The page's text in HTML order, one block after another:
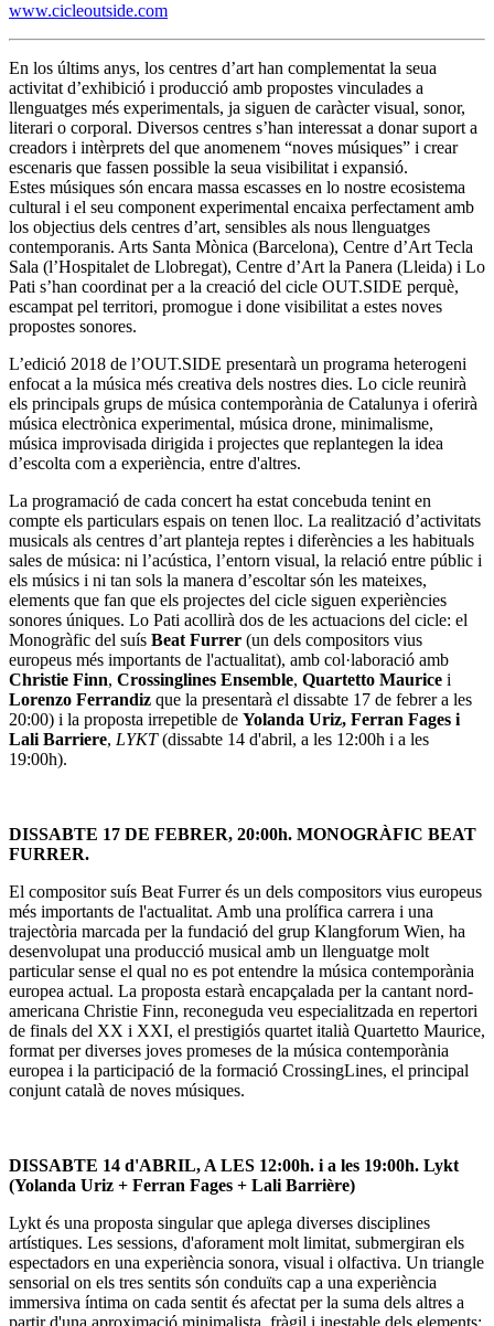
www.cicleoutside.com
En los últims anys, los centres d’art han complementat la seua
activitat d’exhibició i producció amb propostes vinculades a
llenguatges més experimentals, ja siguen de caràcter visual, sonor,
literari o corporal. Diversos centres s’han interessat a donar suport a
creadors i intèrprets del que anomenem “noves músiques” i crear
escenaris que fassen possible la seua visibilitat i expansió.
Estes músiques són encara massa escasses en lo nostre ecosistema
cultural i el seu component experimental encaixa perfectament amb
los objectius dels centres d’art, sensibles als nous llenguatges
contemporanis. Arts Santa Mònica (Barcelona), Centre d’Art Tecla
Sala (l’Hospitalet de Llobregat), Centre d’Art la Panera (Lleida) i Lo
Pati s’han coordinat per a la creació del cicle OUT.SIDE perquè,
escampat pel territori, promogue i done visibilitat a estes noves
propostes sonores.
L’edició 2018 de l’OUT.SIDE presentarà un programa heterogeni
enfocat a la música més creativa dels nostres dies. Lo cicle reunirà
els principals grups de música contemporània de Catalunya i oferirà
música electrònica experimental, música drone, minimalisme,
música improvisada dirigida i projectes que replantegen la idea
d’escolta com a experiència, entre d'altres.
La programació de cada concert ha estat concebuda tenint en
compte els particulars espais on tenen lloc. La realització d’activitats
musicals als centres d’art planteja reptes i diferències a les habituals
sales de música: ni l’acústica, l’entorn visual, la relació entre públic i
els músics i ni tan sols la manera d’escoltar són les mateixes,
elements que fan que els projectes del cicle siguen experiències
sonores úniques. Lo Pati acollirà dos de les actuacions del cicle: el
Monogràfic del suís Beat Furrer (un dels compositors vius
europeus més importants de l'actualitat), amb col·laboració amb
Christie Finn, Crossinglines Ensemble, Quartetto Maurice i
Lorenzo Ferrandiz que la presentarà el dissabte 17 de febrer a les
20:00) i la proposta irrepetible de Yolanda Uriz, Ferran Fages i
Lali Barriere, LYKT(dissabte 14 d'abril, a les 12:00h i a les
19:00h).
DISSABTE 17 DE FEBRER, 20:00h. MONOGRÀFIC BEAT
FURRER.
El compositor suís Beat Furrer és un dels compositors vius europeus
més importants de l'actualitat. Amb una prolífica carrera i una
trajectòria marcada per la fundació del grup Klangforum Wien, ha
desenvolupat una producció musical amb un llenguatge molt
particular sense el qual no es pot entendre la música contemporània
europea actual. La proposta estarà encapçalada per la cantant nord-
americana Christie Finn, reconeguda veu especialitzada en repertori
de finals del XX i XXI, el prestigiós quartet italià Quartetto Maurice,
format per diverses joves promeses de la música contemporània
europea i la participació de la formació CrossingLines, el principal
conjunt català de noves músiques.
DISSABTE 14 d'ABRIL, A LES 12:00h. i a les 19:00h. Lykt
(Yolanda Uriz + Ferran Fages + Lali Barrière)
Lykt és una proposta singular que aplega diverses disciplines
artístiques. Les sessions, d'aforament molt limitat, submergiran els
espectadors en una experiència sonora, visual i olfactiva. Un triangle
sensorial on els tres sentits són conduïts cap a una experiència
immersiva íntima on cada sentit és afectat per la suma dels altres a